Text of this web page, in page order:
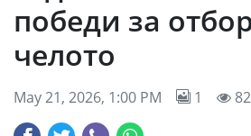
победи за
челото
May 21, 2026, 1:00 PM 1 82